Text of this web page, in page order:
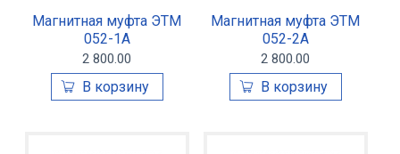
Магнитная муфта ЭТМ
052-1А
2 800.00
Магнитная муфта ЭТМ
052-2А
2 800.00